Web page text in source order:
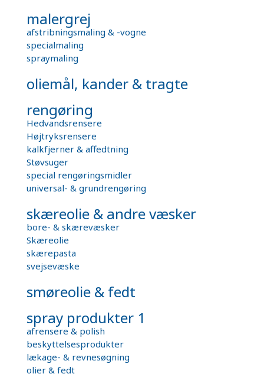
malergrej
afstribningsmaling & -vogne
specialmaling
spraymaling
oliemål, kander & tragte
rengøring
Hedvandsrensere
Højtryksrensere
kalkfjerner & affedtning
Støvsuger
special rengøringsmidler
universal- & grundrengøring
skæreolie & andre væsker
bore- & skærevæsker
Skæreolie
skærepasta
svejsevæske
smøreolie & fedt
spray produkter 1
afrensere & polish
beskyttelsesprodukter
lækage- & revnesøgning
olier & fedt